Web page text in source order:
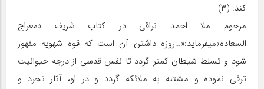
کند. (۳)
مرحوم ملا احمد نراقی در کتاب شریف «معراج
السعاده»می‏فرماید:«…روزه داشتن آن است که قوه شهویه مقهور
شود و تسلط شیطان کم‏تر گردد تا نفس قدسی از درجه حیوانیت
ترقی نموده و مشتبه به ملائکه گردد و در او، آثار تجرد و